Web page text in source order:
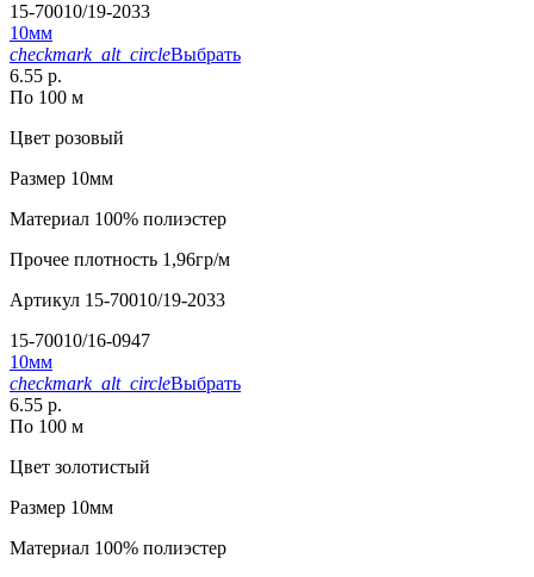
15-70010/19-2033
10мм
checkmark_alt_circleВыбрать
6.55 р.
По 100 м
Цвет розовый
Размер 10мм
Материал 100% полиэстер
Прочее плотность 1,96гр/м
Артикул 15-70010/19-2033
15-70010/16-0947
10мм
checkmark_alt_circleВыбрать
6.55 р.
По 100 м
Цвет золотистый
Размер 10мм
Материал 100% полиэстер